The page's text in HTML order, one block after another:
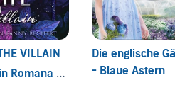
VILLAIN
Welsch
Die englische
- Blaue Astern